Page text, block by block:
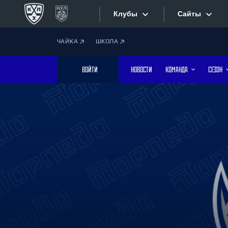
Клубы
Дивизион Боброва
Лада
Сайты
Фотобанк
ЧАЙКА ШКОЛА
ВОЙТИ НОВОСТИ КОМАНДА СЕЗОН